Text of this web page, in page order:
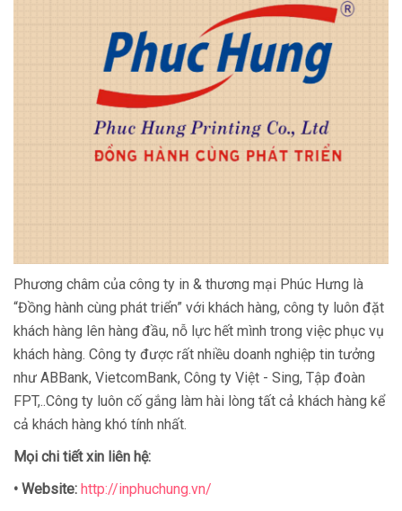
Phương châm của công ty in & thương mại Phúc Hưng là
“Đồng hành cùng phát triển” với khách hàng, công ty luôn đặt
khách hàng lên hàng đầu, nỗ lực hết mình trong việc phục vụ
khách hàng. Công ty được rất nhiều doanh nghiệp tin tưởng
như ABBank, VietcomBank, Công ty Việt - Sing, Tập đoàn
FPT,..Công ty luôn cố gắng làm hài lòng tất cả khách hàng kể
cả khách hàng khó tính nhất.
Mọi chi tiết xin liên hệ:
• Website: http://inphuchung.vn/